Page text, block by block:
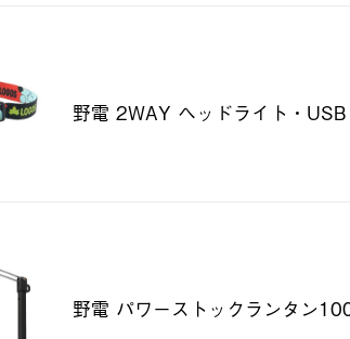
野電 2WAY ヘッドライト・USB
野電 パワーストックランタン